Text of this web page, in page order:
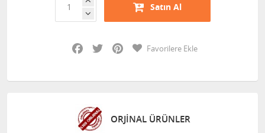
Satın Al
Facebook
Twitter PinterestFavorilere Ekle